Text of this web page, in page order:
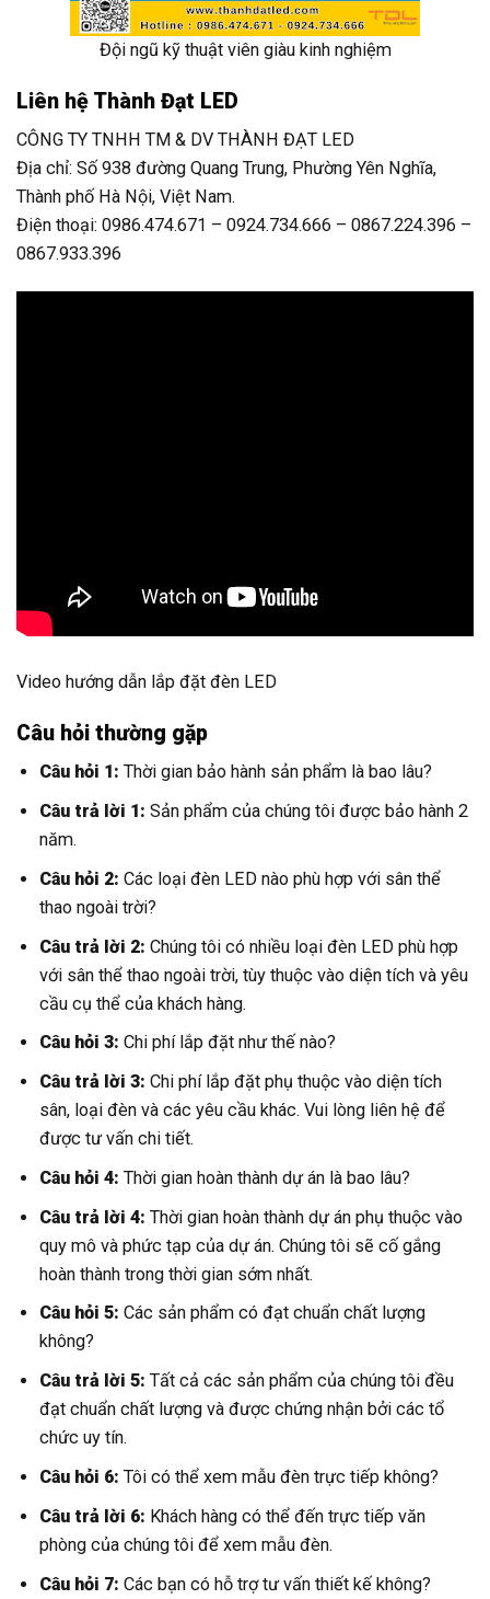
Đội ngũ kỹ thuật viên giàu kinh nghiệm
Liên hệ Thành Đạt LED
CÔNG TY TNHH TM & DV THÀNH ĐẠT LED
Địa chỉ: Số 938 đường Quang Trung, Phường Yên Nghĩa,
Thành phố Hà Nội, Việt Nam.
Điện thoại: 0986.474.671 – 0924.734.666 – 0867.224.396 –
0867.933.396
Video hướng dẫn lắp đặt đèn LED
Câu hỏi thường gặp
Câu hỏi 1: Thời gian bảo hành sản phẩm là bao lâu?
Câu trả lời 1: Sản phẩm của chúng tôi được bảo hành 2
năm.
Câu hỏi 2: Các loại đèn LED nào phù hợp với sân thể
thao ngoài trời?
Câu trả lời 2: Chúng tôi có nhiều loại đèn LED phù hợp
với sân thể thao ngoài trời, tùy thuộc vào diện tích và yêu
cầu cụ thể của khách hàng.
Câu hỏi 3: Chi phí lắp đặt như thế nào?
Câu trả lời 3: Chi phí lắp đặt phụ thuộc vào diện tích
sân, loại đèn và các yêu cầu khác. Vui lòng liên hệ để
được tư vấn chi tiết.
Câu hỏi 4: Thời gian hoàn thành dự án là bao lâu?
Câu trả lời 4: Thời gian hoàn thành dự án phụ thuộc vào
quy mô và phức tạp của dự án. Chúng tôi sẽ cố gắng
hoàn thành trong thời gian sớm nhất.
Câu hỏi 5: Các sản phẩm có đạt chuẩn chất lượng
không?
Câu trả lời 5: Tất cả các sản phẩm của chúng tôi đều
đạt chuẩn chất lượng và được chứng nhận bởi các tổ
chức uy tín.
Câu hỏi 6: Tôi có thể xem mẫu đèn trực tiếp không?
Câu trả lời 6: Khách hàng có thể đến trực tiếp văn
phòng của chúng tôi để xem mẫu đèn.
Câu hỏi 7: Các bạn có hỗ trợ tư vấn thiết kế không?